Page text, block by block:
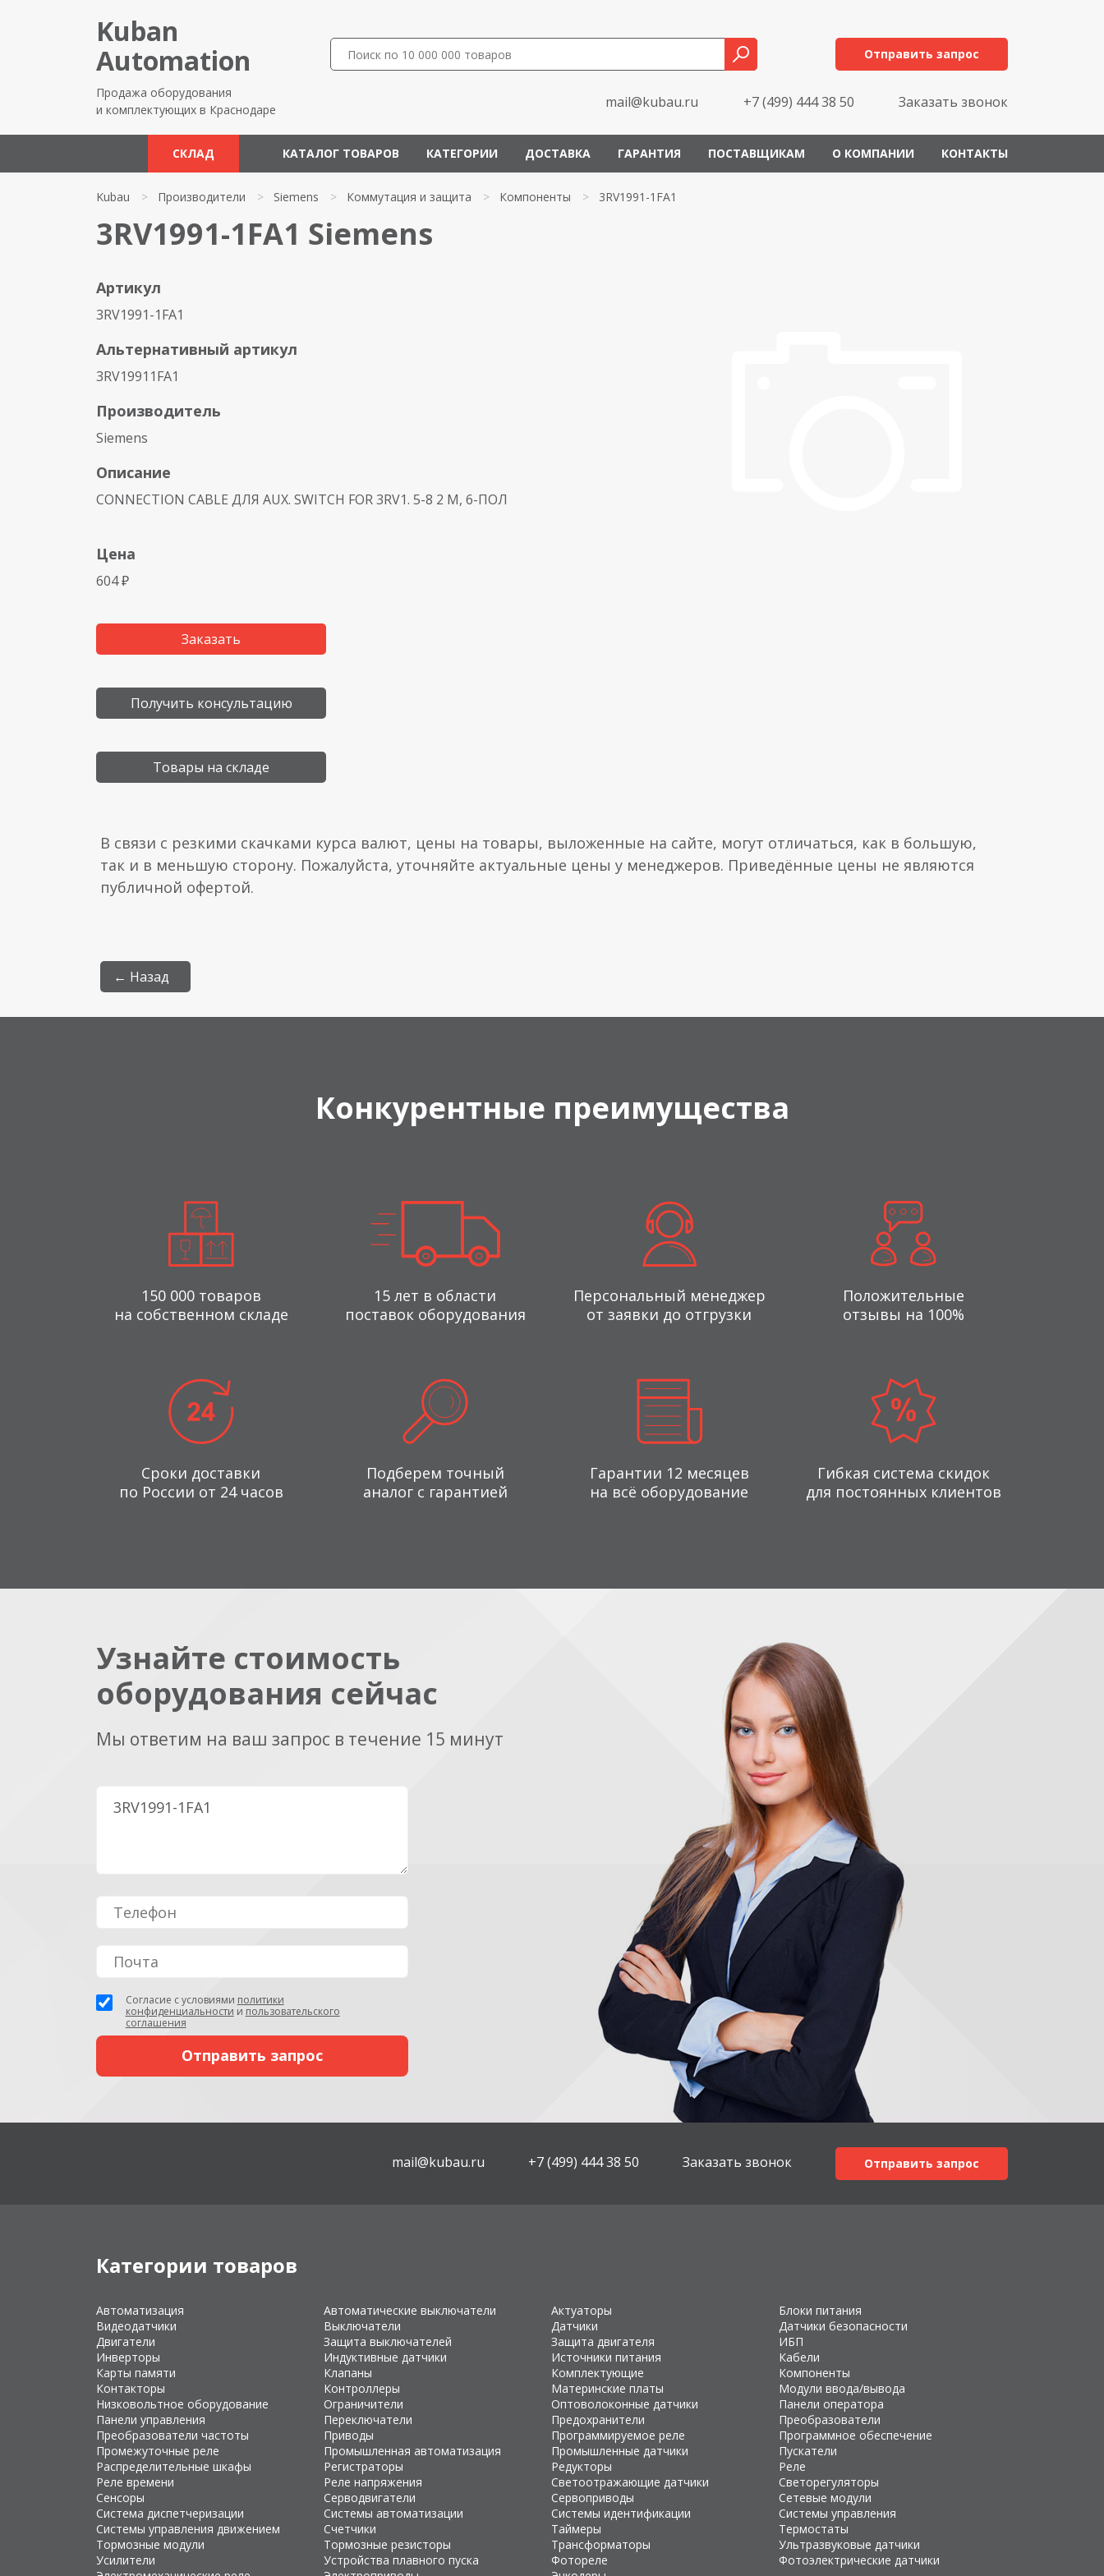
Kuban
Automation
Продажа оборудования
и комплектующих в Краснодаре
Отправить запрос
mail@kubau.ru +7 (499) 444 38 50 Заказать звонок
СКЛАД КАТАЛОГ ТОВАРОВ КАТЕГОРИИ ДОСТАВКА ГАРАНТИЯ ПОСТАВЩИКАМ О КОМПАНИИ КОНТАКТЫ
Kubau > Производители > Siemens > Коммутация и защита > Компоненты > 3RV1991-1FA1
3RV1991-1FA1 Siemens
Артикул
3RV1991-1FA1
Альтернативный артикул
3RV19911FA1
Производитель
Siemens
Описание
CONNECTION CABLE ДЛЯ AUX. SWITCH FOR 3RV1. 5-8 2 M, 6-ПОЛ
Цена
604 ₽
Заказать
Получить консультацию
Товары на складе
В связи с резкими скачками курса валют, цены на товары, выложенные на сайте, могут отличаться, как в большую,
так и в меньшую сторону. Пожалуйста, уточняйте актуальные цены у менеджеров. Приведённые цены не являются
публичной офертой.
← Назад
Конкурентные преимущества
150 000 товаров
на собственном складе
15 лет в области
поставок оборудования
Персональный менеджер
от заявки до отгрузки
Положительные
отзывы на 100%
Сроки доставки
по России от 24 часов
Подберем точный
аналог с гарантией
Гарантии 12 месяцев
на всё оборудование
Гибкая система скидок
для постоянных клиентов
Узнайте стоимость
оборудования сейчас
Мы ответим на ваш запрос в течение 15 минут
Согласие с условиями политики
конфиденциальности и пользовательского
соглашения
mail@kubau.ru +7 (499) 444 38 50 Заказать звонок Отправить запрос
Категории товаров
Автоматизация Автоматические выключатели Актуаторы
Блоки питания
Видеодатчики
Выключатели Датчики
Датчики безопасности
Двигатели
Защита выключателей Защита двигателя
ИБП
Инверторы
Индуктивные датчики Источники питания
Кабели
Карты памяти
Клапаны Комплектующие
Компоненты
Контакторы
Контроллеры Материнские платы
Модули ввода/вывода
Низковольтное оборудование
Ограничители Оптоволоконные датчики
Панели оператора
Панели управления
Переключатели Предохранители
Преобразователи
Преобразователи частоты
Приводы Программируемое реле
Программное обеспечение
Промежуточные реле
Промышленная автоматизация Промышленные датчики
Пускатели
Распределительные шкафы
Регистраторы Редукторы
Реле
Реле времени
Реле напряжения Светоотражающие датчики
Светорегуляторы
Сенсоры
Серводвигатели Сервоприводы
Сетевые модули
Система диспетчеризации
Системы автоматизации Системы идентификации
Системы управления
Системы управления движением
Счетчики Таймеры
Термостаты
Тормозные модули
Тормозные резисторы Трансформаторы
Ультразвуковые датчики
Усилители
Устройства плавного пуска Фотореле
Фотоэлектрические датчики